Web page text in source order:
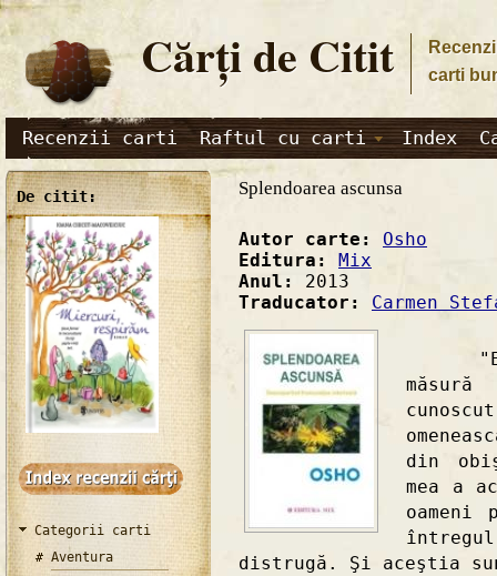
Cărţi de Citit
carti
Recenzii carti Raftul cu carti Index
De citit:
Categorii carti
Aventura
Splendoarea ascunsa
Autor carte: Osho
Editura: Mix
Anul: 2013
Traducator: Carmen
"Eu
din
mea a
distrugă. Şi aceştia